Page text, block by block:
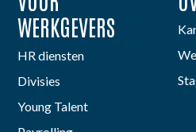
WERKGEVERS
HR diensten
Divisies
Young Talent